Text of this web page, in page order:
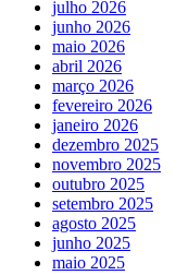
julho 2026
junho 2026
maio 2026
abril 2026
março 2026
fevereiro 2026
janeiro 2026
dezembro 2025
novembro 2025
outubro 2025
setembro 2025
agosto 2025
junho 2025
maio 2025